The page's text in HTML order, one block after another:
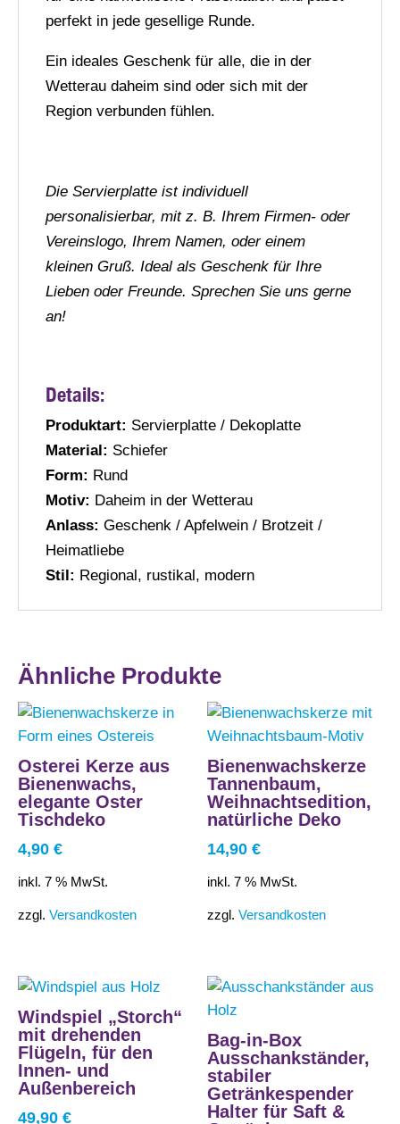
perfekt in jede gesellige Runde.
Ein ideales Geschenk für alle, die in der
Wetterau daheim sind oder sich mit der
Region verbunden fühlen.
Die Servierplatte ist individuell
personalisierbar, mit z. B. Ihrem Firmen- oder
Vereinslogo, Ihrem Namen, oder einem
kleinen Gruß. Ideal als Geschenk für Ihre
Lieben oder Freunde. Sprechen Sie uns gerne
an!
Details:
Produktart: Servierplatte / Dekoplatte
Material: Schiefer
Form: Rund
Motiv: Daheim in der Wetterau
Anlass: Geschenk / Apfelwein / Brotzeit /
Heimatliebe
Stil: Regional, rustikal, modern
Ähnliche Produkte
Osterei Kerze aus
Bienenwachs,
elegante Oster
Tischdeko
4,90 €
inkl. 7 % MwSt.
zzgl. Versandkosten
Bienenwachskerze
Tannenbaum,
Weihnachtsedition,
natürliche Deko
14,90€
inkl. 7 % MwSt.
zzgl.Versandkosten
Windspiel „Storch“
mit drehenden
Flügeln, für den
Innen- und
Außenbereich
49,90 €
Bag-in-Box
Ausschankständer,
stabiler
Getränkespender
Halter für Saft &